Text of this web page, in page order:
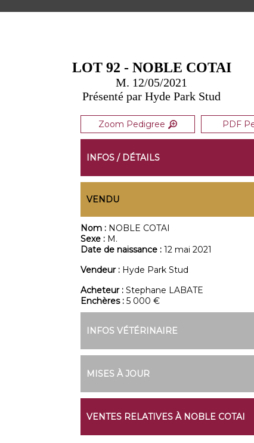
LOT 92 - NOBLE COTAI
M. 12/05/2021
Présenté par Hyde Park Stud
Zoom Pedigree PDF
INFOS / DÉTAILS
VENDU
Nom : NOBLE COTAI
Sexe : M.
Date de naissance : 12 mai 2021
Vendeur : Hyde Park Stud
Acheteur : Stephane LABATE
Enchères : 5 000 €
INFOS VÉTÉRINAIRE
MISES À JOUR
VENTES RELATIVES À NOBLE COTAI